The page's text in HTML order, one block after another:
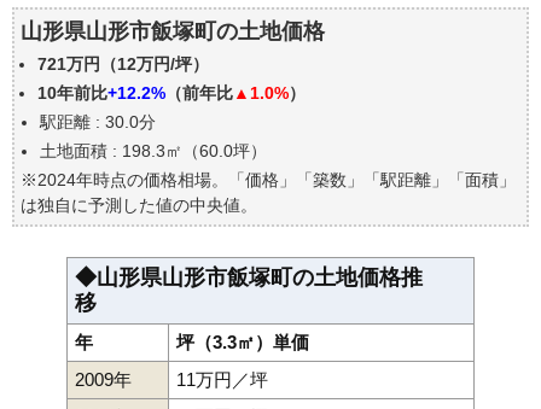
山形県山形市飯塚町の土地の過去の売買事例
公示地価はいくら
エリアの将来性を人口予想から検討しよう
自分の年収でいくらの不動産が買える？
山形県山形市飯塚町の土地価格
721万円（12万円/坪）
10年前比+12.2% （前年比▲1.0%）
駅距離 : 30.0分
土地面積 : 198.3㎡（60.0坪）
※2024年時点の価格相場。「価格」「築数」「駅距離」「面積」
は独自に予測した値の中央値。
◆山形県山形市飯塚町の土地価格推
移
年
坪（3.3㎡）単価
2009年
11万円／坪